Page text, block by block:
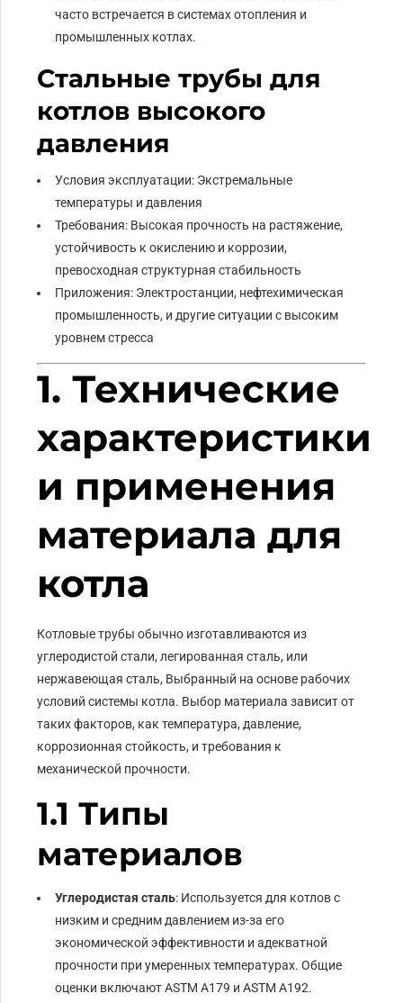
часто встречается в системах отопления и
промышленных котлах.
Стальные трубы для
котлов высокого
давления
Условия эксплуатации: Экстремальные
температуры и давления
Требования: Высокая прочность на растяжение,
устойчивость к окислению и коррозии,
превосходная структурная стабильность
Приложения: Электростанции, нефтехимическая
промышленность, и другие ситуации с высоким
уровнем стресса
1. Технические
характеристики
и применения
материала для
котла
Котловые трубы обычно изготавливаются из
углеродистой стали, легированная сталь, или
нержавеющая сталь, Выбранный на основе рабочих
условий системы котла. Выбор материала зависит от
таких факторов, как температура, давление,
коррозионная стойкость, и требования к
механической прочности.
1.1 Типы
материалов
Углеродистая сталь: Используется для котлов с
низким и средним давлением из-за его
экономической эффективности и адекватной
прочности при умеренных температурах. Общие
оценки включают ASTM A179 и ASTM A192.